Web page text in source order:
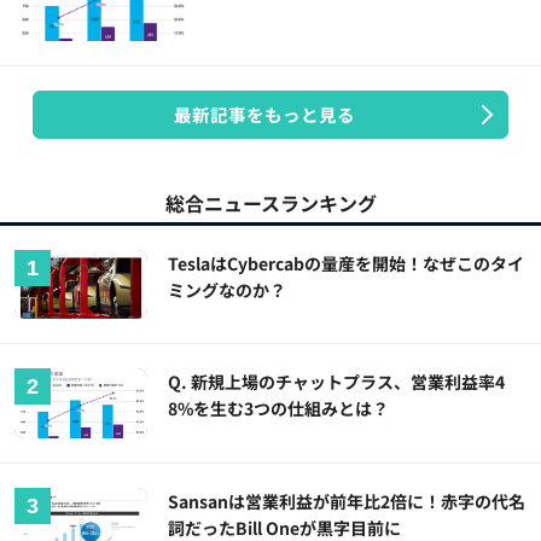
最新記事をもっと見る
総合ニュースランキング
TeslaはCybercabの量産を開始！なぜこのタイ
ミングなのか？
Q. 新規上場のチャットプラス、営業利益率4
8%を生む3つの仕組みとは？
Sansanは営業利益が前年比2倍に！赤字の代名
詞だったBill Oneが黒字目前に